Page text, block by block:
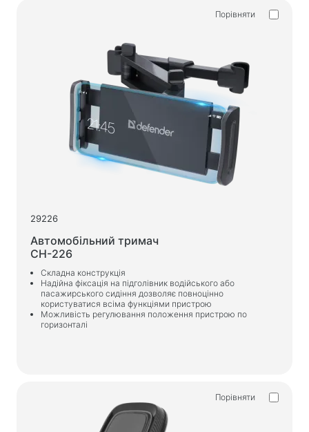
Порівняти
29226
Автомобільний тримач
CH-226
Складна конструкція
Надійна фіксація на підголівник водійського або
пасажирського сидіння дозволяє повноцінно
користуватися всіма функціями пристрою
Можливість регулювання положення пристрою по
горизонталі
Порівняти